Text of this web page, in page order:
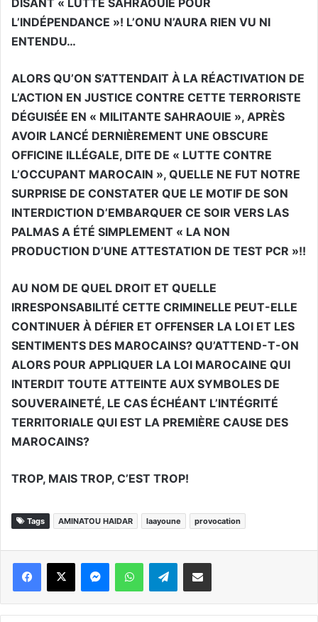
L’INDÉPENDANCE »! L’ONU N’AURA RIEN VU NI
ENTENDU…
ALORS QU’ON S’ATTENDAIT À LA RÉACTIVATION DE
L’ACTION EN JUSTICE CONTRE CETTE TERRORISTE
DÉGUISÉE EN « MILITANTE SAHRAOUIE », APRÈS
AVOIR LANCÉ DERNIÈREMENT UNE OBSCURE
OFFICINE ILLÉGALE, DITE DE « LUTTE CONTRE
L’OCCUPANT MAROCAIN », QUELLE NE FUT NOTRE
SURPRISE DE CONSTATER QUE LE MOTIF DE SON
INTERDICTION D’EMBARQUER CE SOIR VERS LAS
PALMAS A ÉTÉ SIMPLEMENT « LA NON
PRODUCTION D’UNE ATTESTATION DE TEST PCR »!!
AU NOM DE QUEL DROIT ET QUELLE
IRRESPONSABILITÉ CETTE CRIMINELLE PEUT-ELLE
CONTINUER À DÉFIER ET OFFENSER LA LOI ET LES
SENTIMENTS DES MAROCAINS? QU’ATTEND-T-ON
ALORS POUR APPLIQUER LA LOI MAROCAINE QUI
INTERDIT TOUTE ATTEINTE AUX SYMBOLES DE
SOUVERAINETÉ, LE CAS ÉCHÉANT L’INTÉGRITÉ
TERRITORIALE QUI EST LA PREMIÈRE CAUSE DES
MAROCAINS?
TROP, MAIS TROP, C’EST TROP!
Tags AMINATOU HAIDAR laayoune provocation
WhatsApp Telegram